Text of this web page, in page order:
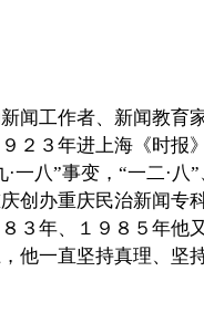
闻工作者、新闻教育
２３年进上海《时
·一八”事变，“一二·
创办重庆民治新闻
３年、１９８５年他
他一直坚持真理、坚